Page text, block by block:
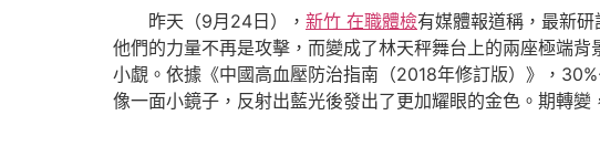
昨天（9月24日）， 新竹 在職體檢有媒體報道稱，最新
他們的力量不再是攻擊，而變成了林天秤舞台上的兩座極端
小覷。依據《中國高血壓防治指南（2018年修訂版）》，
像一面小鏡子，反射出藍光後發出了更加耀眼的金色。期轉